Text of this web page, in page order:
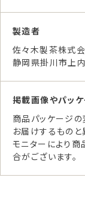
製造者
佐々木製茶株式
静岡県掛川市上
掲載画像やパッ
商品パッケージ
お届けするものと
モニターにより
合がございます。